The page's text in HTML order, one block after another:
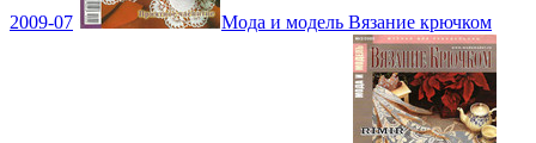
2009-07 Мода и модель Вязание крючком